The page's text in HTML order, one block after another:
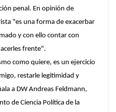
penal. En opinión de
"es una forma de exacerbar
y con ello contar con
frente".
como quiere, es un ejercicio
restarle legitimidad y
a DW Andreas Feldmann,
de Ciencia Política de la